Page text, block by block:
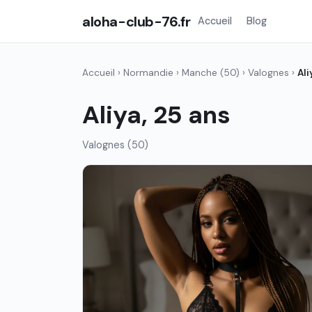
aloha-club-76.fr Accueil Blog
Accueil › Normandie › Manche (50) › Valognes ›
Aliya, 25 ans
Valognes (50)